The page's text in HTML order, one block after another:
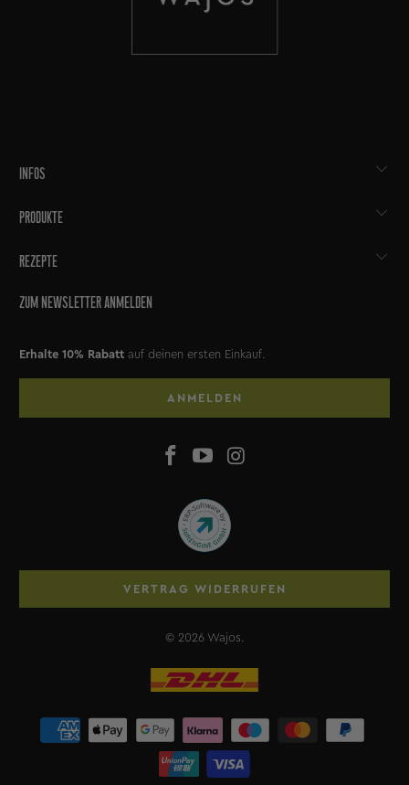
INFOS
PRODUKTE
REZEPTE
ZUM NEWSLETTER ANMELDEN
Erhalte 10% Rabatt auf deinen ersten Einkauf.
ANMELDEN
VERTRAG WIDERRUFEN
© 2026 Wajos